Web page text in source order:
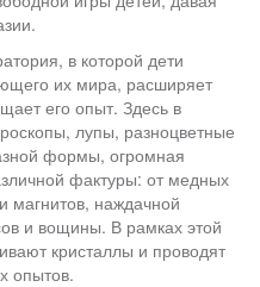
в которой дети
их мира, расширяет
его опыт. Здесь в
лупы, разноцветные
формы, огромная
фактуры: от медных
магнитов, наждачной
и вощины. В рамках этой
кристаллы и проводят
опытов.